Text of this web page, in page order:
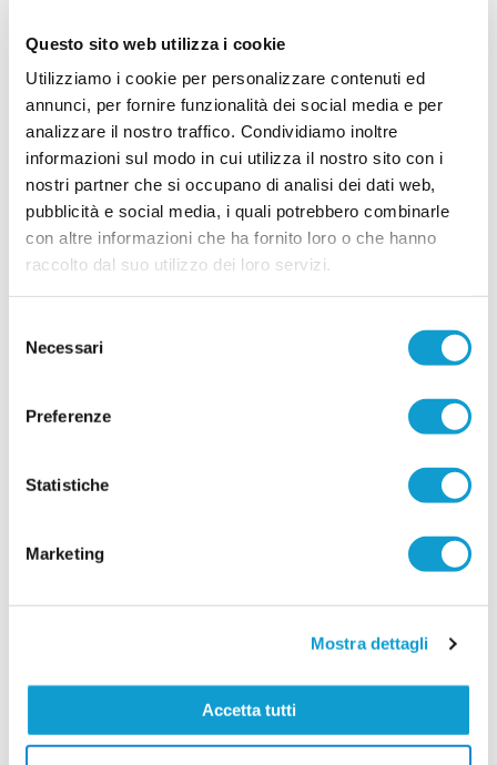
Questo sito web utilizza i cookie
Utilizziamo i cookie per personalizzare contenuti ed
annunci, per fornire funzionalità dei social media e per
analizzare il nostro traffico. Condividiamo inoltre
informazioni sul modo in cui utilizza il nostro sito con i
nostri partner che si occupano di analisi dei dati web,
pubblicità e social media, i quali potrebbero combinarle
con altre informazioni che ha fornito loro o che hanno
raccolto dal suo utilizzo dei loro servizi.
delNecessari
Preferenze
Statistiche
Marketing
Mostra dettagli
Accetta tutti
mister Santinelli
La Leonessa Montoro è molto attiva sul mercato e
presenta i primi acquisti in vista della prossima
costruito una rosa che unisce giovani di
prospettiva ed elemen...leggi
15/07/2026
VILLA MUSONE molto attivo sul mercato: le
ultime novità
rosa in vista della stagione 2026-2027, puntando
mirati. La società gialloblù conferma gran parte